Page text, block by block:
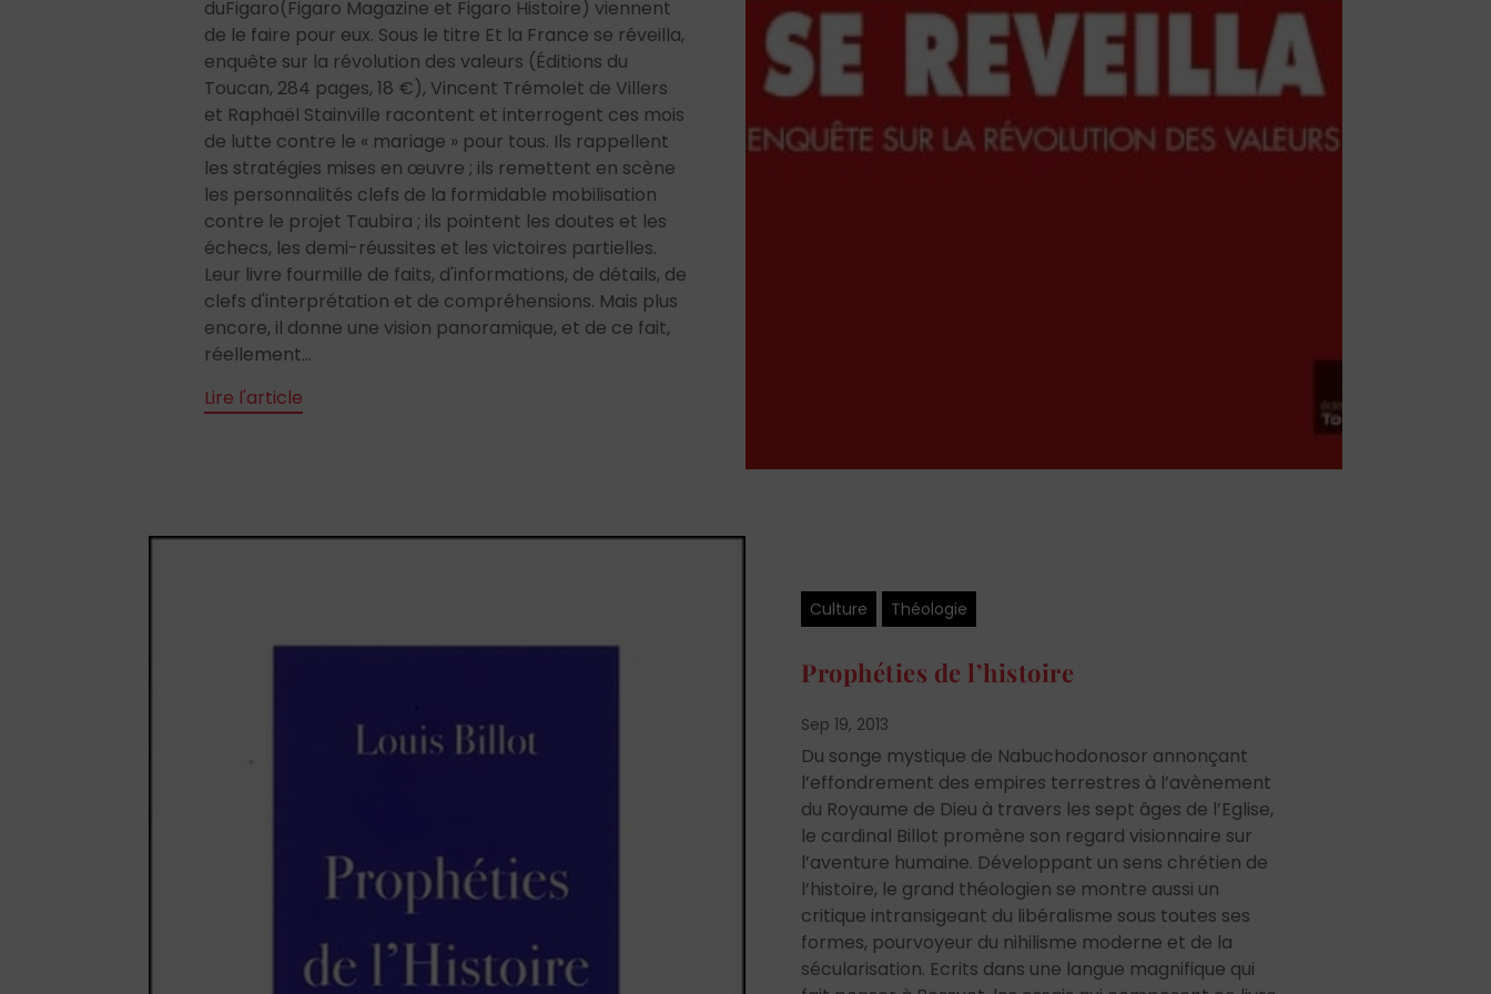
duFigaro(Figaro Magazine et Figaro Histoire) viennent
de le faire pour eux. Sous le titre Et la France se réveilla,
enquête sur la révolution des valeurs (Éditions du
Toucan, 284 pages, 18 €), Vincent Trémolet de Villers
et Raphaël Stainville racontent et interrogent ces mois
de lutte contre le « mariage » pour tous. Ils rappellent
les stratégies mises en œuvre ; ils remettent en scène
les personnalités clefs de la formidable mobilisation
contre le projet Taubira ; ils pointent les doutes et les
échecs, les demi-réussites et les victoires partielles.
Leur livre fourmille de faits, d'informations, de détails, de
clefs d'interprétation et de compréhensions. Mais plus
encore, il donne une vision panoramique, et de ce fait,
réellement...
Lire l'article
Culture Théologie
Prophéties de l’histoire
Sep 19, 2013
Du songe mystique de Nabuchodonosor annonçant
l’effondrement des empires terrestres à l’avènement
du Royaume de Dieu à travers les sept âges de l’Eglise,
le cardinal Billot promène son regard visionnaire sur
l’aventure humaine. Développant un sens chrétien de
l’histoire, le grand théologien se montre aussi un
critique intransigeant du libéralisme sous toutes ses
formes, pourvoyeur du nihilisme moderne et de la
sécularisation. Ecrits dans une langue magnifique qui